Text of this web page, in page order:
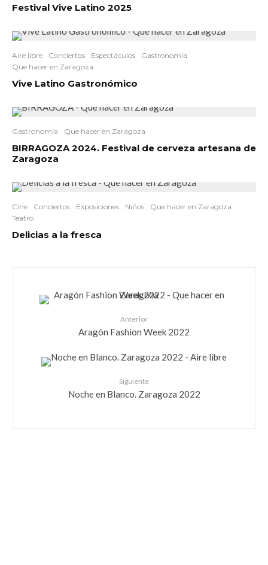
Festival Vive Latino 2025
Aire libre Conciertos Espectáculos
Gastronomía
Que hacer en Zaragoza
Vive Latino Gastronómico
Gastronomía Que hacer en Zaragoza
BIRRAGOZA 2024. Festival de cerveza artesana de
Zaragoza
Cine Conciertos Exposiciones Niños
Que hacer en Zaragoza
Teatro
Delicias a la fresca
Anterior
Aragón Fashion Week 2022
Siguiente
Noche en Blanco. Zaragoza 2022